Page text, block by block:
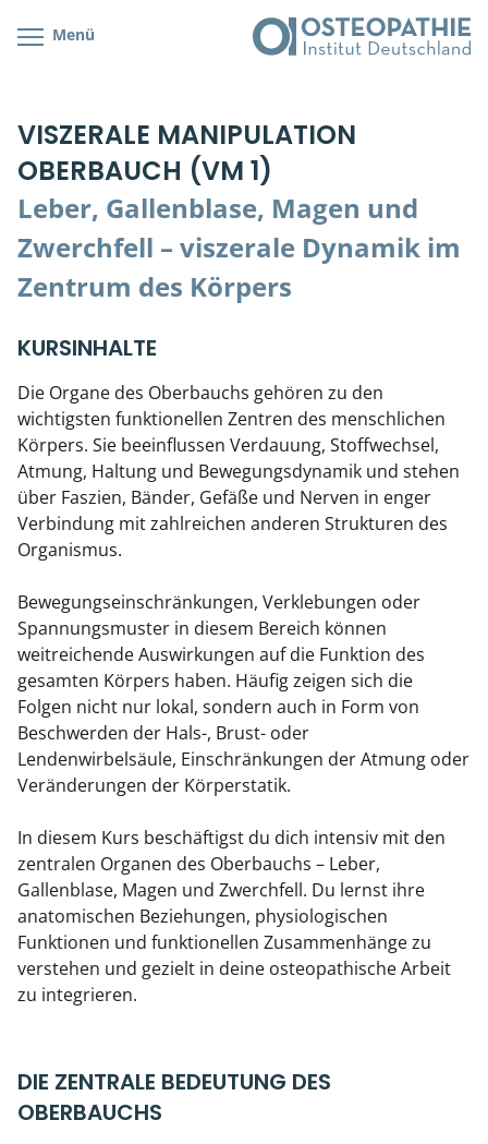
Menü
VISZERALE MANIPULATION
OBERBAUCH (VM 1)
Leber, Gallenblase, Magen und
Zwerchfell – viszerale Dynamik im
Zentrum des Körpers
KURSINHALTE
Die Organe des Oberbauchs gehören zu den
wichtigsten funktionellen Zentren des menschlichen
Körpers. Sie beeinflussen Verdauung, Stoffwechsel,
Atmung, Haltung und Bewegungsdynamik und stehen
über Faszien, Bänder, Gefäße und Nerven in enger
Verbindung mit zahlreichen anderen Strukturen des
Organismus.
Bewegungseinschränkungen, Verklebungen oder
Spannungsmuster in diesem Bereich können
weitreichende Auswirkungen auf die Funktion des
gesamten Körpers haben. Häufig zeigen sich die
Folgen nicht nur lokal, sondern auch in Form von
Beschwerden der Hals-, Brust- oder
Lendenwirbelsäule, Einschränkungen der Atmung oder
Veränderungen der Körperstatik.
In diesem Kurs beschäftigst du dich intensiv mit den
zentralen Organen des Oberbauchs – Leber,
Gallenblase, Magen und Zwerchfell. Du lernst ihre
anatomischen Beziehungen, physiologischen
Funktionen und funktionellen Zusammenhänge zu
verstehen und gezielt in deine osteopathische Arbeit
zu integrieren.
DIE ZENTRALE BEDEUTUNG DES
OBERBAUCHS
Cranial/Neurale Osteopathie
Parietale Osteopathie
Viszerale Osteopathie
Klinische & Praktische Kurse
Prüfung & Zertifikation
Live Online-Kurse
Postgraduate- & Spezialkurse
Kiefergelenkkurse
CranioSacrale Ausbildung
Human Reset Week
Kursorte mit Kursangeboten
Bonus-Programm
Veranstaltungsticket DB
Wissenswertes
Teilnehmerliste
Stellenbörse
Soziales Engagement